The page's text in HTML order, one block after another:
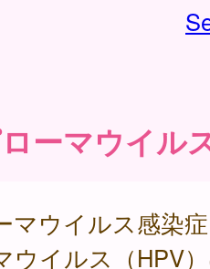
ーマウイル
マウイルス感染
ウイルス（HPV